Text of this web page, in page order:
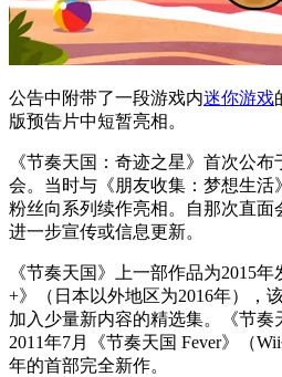
公告中附带了一段游戏内迷你游戏
版预告片中短暂亮相。
《节奏天国：奇迹之星》首次公
会。当时与《朋友收集：梦想生活
粉丝向系列续作亮相。自那次直
进一步宣传或信息更新。
《节奏天国》上一部作品为2015
+》（日本以外地区为2016年），
加入少量新内容的精选集。《节奏
2011年7月《节奏天国 Fever》（
年的首部完全新作。